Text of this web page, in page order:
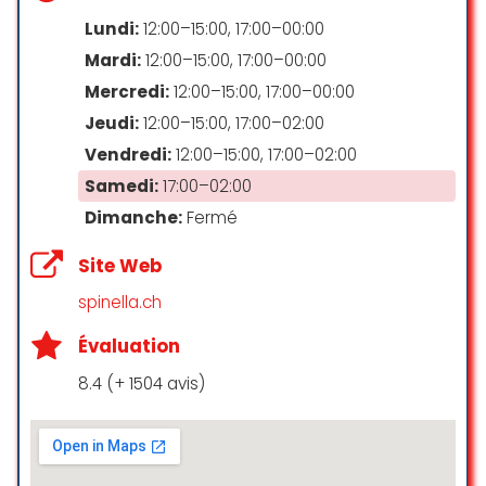
Calme
Clientèle
Adapté aux familles
Étudiants
Touristes
Cartes de crédit
Cartes de débit
Paiements mobiles NFC
Preis Leistung stimmt hier
vollkommen, da man gute Qualität
zu einem fairen Preis bekommt.
Wer gute Burger liebt ist hier gold
richtig.
Grand habitué de Holy Cow depuis
été déçu.. il fallait bien une
première.
burger du moment, le summer
crunch avec un menu Classic pour
Lundi:12:00–15:00, 17:00–00:00
Mardi:12:00–15:00, 17:00–00:00
Mercredi:12:00–15:00, 17:00–00:00
Jeudi:12:00–15:00, 17:00–02:00
Vendredi:12:00–15:00, 17:00–02:00
Samedi:17:00–02:00
Dimanche:Fermé
Site Web
spinella.ch
Évaluation
8.4 (+ 1504 avis)